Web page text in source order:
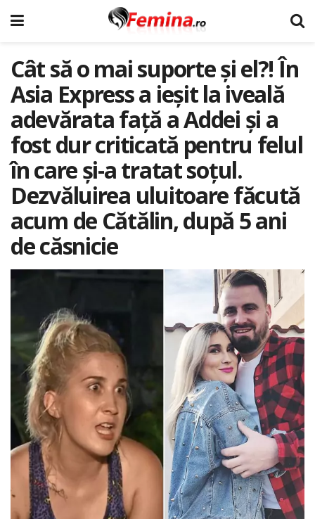
Cât să o mai suporte și el?! În
Asia Express a ieșit la iveală
adevărata față a Addei și a
fost dur criticată pentru felul
în care și-a tratat soțul.
Dezvăluirea uluitoare făcută
acum de Cătălin, după 5 ani
de căsnicie